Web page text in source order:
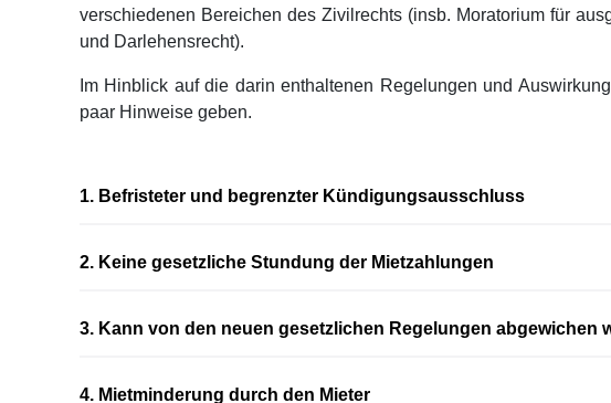
verschiedenen Bereichen des Zivilrechts (insb. Moratorium für
und Darlehensrecht).
Im Hinblick auf die darin enthaltenen Regelungen und
paar Hinweise geben.
1. Befristeter und begrenzter Kündigungsausschluss
2. Keine gesetzliche Stundung der Mietzahlungen
3. Kann von den neuen gesetzlichen Regelungen abgewichen
4. Mietminderung durch den Mieter